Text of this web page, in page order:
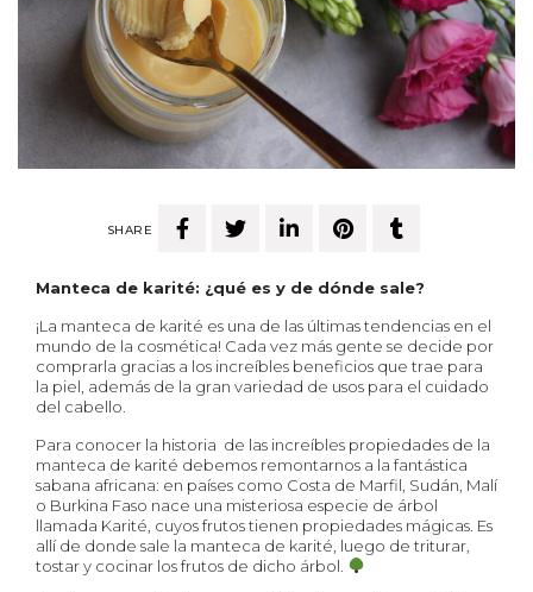
SHARE
Manteca de karité: ¿qué es y de dónde sale?
¡La manteca de karité es una de las últimas tendencias en el
mundo de la cosmética! Cada vez más gente se decide por
comprarla gracias a los increíbles beneficios que trae para
la piel, además de la gran variedad de usos para el cuidado
del cabello.
Para conocer la historia de las increíbles propiedades de la
manteca de karité debemos remontarnos a la fantástica
sabana africana: en países como Costa de Marfil, Sudán, Malí
o Burkina Faso nace una misteriosa especie de árbol
llamada Karité, cuyos frutos tienen propiedades mágicas. Es
allí de donde sale la manteca de karité, luego de triturar,
tostar y cocinar los frutos de dicho árbol.